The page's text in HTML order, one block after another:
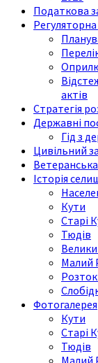
Податкова
Регуляторна
актів
Стратегія
Державні
Гід з
Цивільний
Історія
Кути
Старі
Тюдів
Малий
Фотогалерея
Кути
Старі
Тюдів
Малий